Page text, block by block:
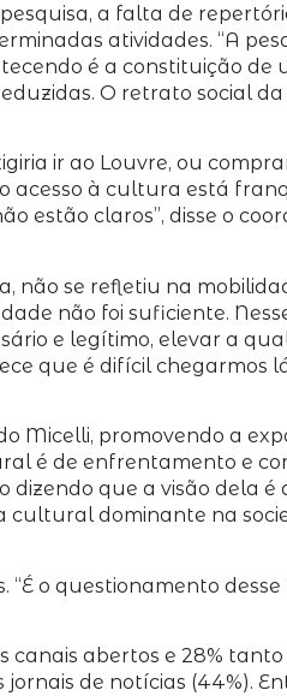
a falta de
atividades. “A
é a constituição
O retrato social
ir ao Louvre, ou
à cultura está
estão claros”, disse o
não se refletiu na
não foi suficiente.
e legítimo, elevar a
que é difícil chegarmos
Micelli, promovendo a
é de enfrentamento e
que a visão dela
dominante na
o questionamento
canais abertos e 28%
de notícias (44%).